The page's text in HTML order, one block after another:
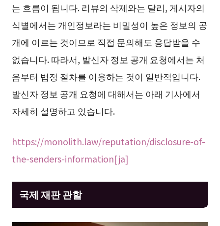
는 흐름이 됩니다. 리뷰의 삭제와는 달리, 게시자의
식별에서는 개인정보라는 비밀성이 높은 정보의 공
개에 이르는 것이므로 직접 문의해도 응답받을 수
없습니다. 따라서, 발신자 정보 공개 요청에서는 처
음부터 법정 절차를 이용하는 것이 일반적입니다.
발신자 정보 공개 요청에 대해서는 아래 기사에서
자세히 설명하고 있습니다.
https://monolith.law/reputation/disclosure-of-
the-senders-information[ja]
국제 재판 관할